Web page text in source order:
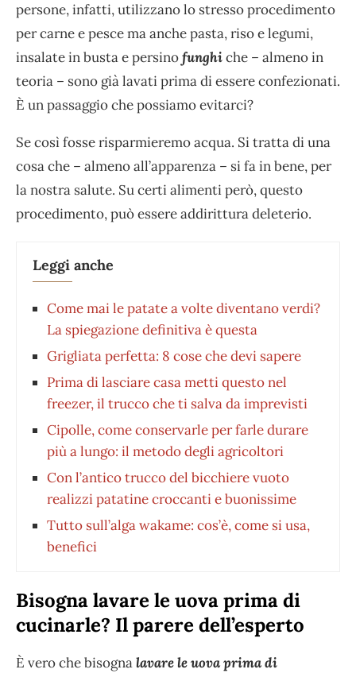
persone, infatti, utilizzano lo stresso procedimento
per carne e pesce ma anche pasta, riso e legumi,
insalate in busta e persinofunghiche – almeno in
teoria – sono già lavati prima di essere confezionati.
È un passaggio che possiamo evitarci?
Se così fosse risparmieremo acqua. Si tratta di una
cosa che – almeno all’apparenza – si fa in bene, per
la nostra salute. Su certi alimenti però, questo
procedimento, può essere addirittura deleterio.
Leggi anche
Come mai le patate a volte diventano verdi?
La spiegazione definitiva è questa
Grigliata perfetta: 8 cose che devi sapere
Prima di lasciare casa metti questo nel
freezer, il trucco che ti salva da imprevisti
Cipolle, come conservarle per farle durare
più a lungo: il metodo degli agricoltori
Con l’antico trucco del bicchiere vuoto
realizzi patatine croccanti e buonissime
Tutto sull’alga wakame: cos’è, come si usa,
benefici
Bisogna lavare le uova prima di
cucinarle? Il parere dell’esperto
È vero che bisognalavare le uova prima di